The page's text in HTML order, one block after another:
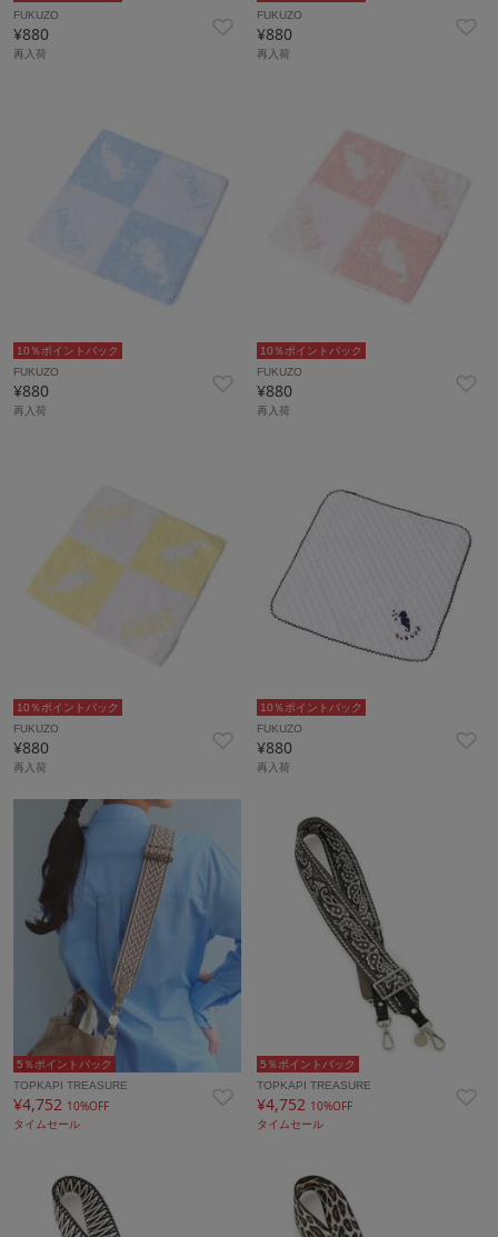
FUKUZO
¥880
再入荷
FUKUZO
¥880
再入荷
10％ポイントバック
FUKUZO
¥880
再入荷
10％ポイントバック
FUKUZO
¥880
再入荷
10％ポイントバック
FUKUZO
¥880
再入荷
10％ポイントバック
FUKUZO
¥880
再入荷
5％ポイントバック
TOPKAPI TREASURE
¥4,752 10%OFF
タイムセール
5％ポイントバック
TOPKAPI TREASURE
¥4,752 10%OFF
タイムセール